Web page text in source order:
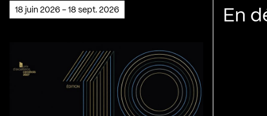
18 juin 2026 - 18 sept. 2026 En